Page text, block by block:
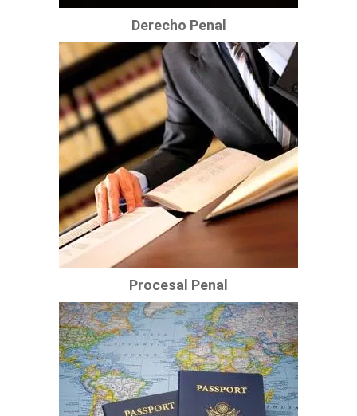
Derecho Penal
Procesal Penal